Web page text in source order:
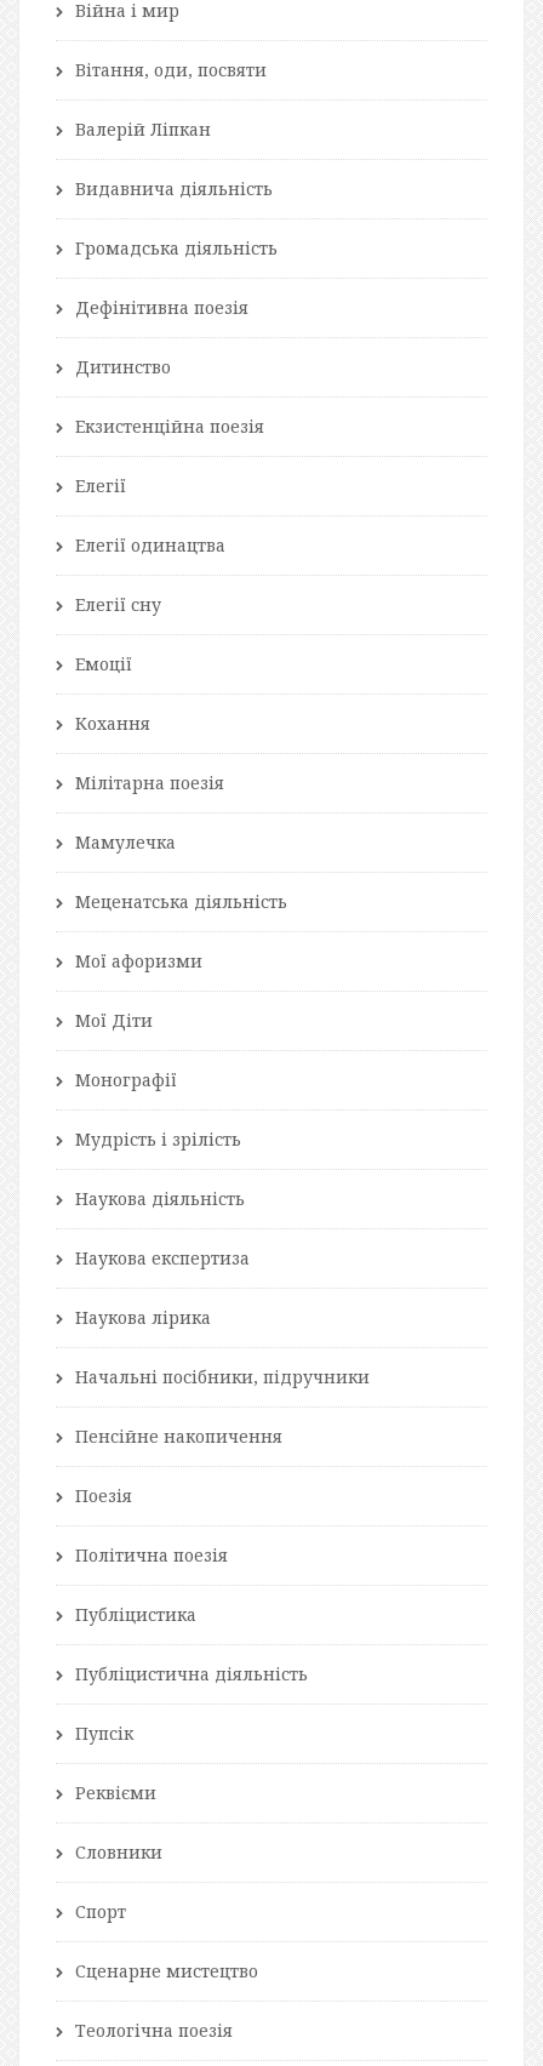
Війна і мир
Вітання, оди, посвяти
Валерій Ліпкан
Видавнича діяльність
Громадська діяльність
Дефінітивна поезія
Дитинство
Екзистенційна поезія
Елегії
Елегії одинацтва
Елегії сну
Емоції
Кохання
Мілітарна поезія
Мамулечка
Меценатська діяльність
Мої афоризми
Мої Діти
Монографії
Мудрість і зрілість
Наукова діяльність
Наукова експертиза
Наукова лірика
Начальні посібники, підручники
Пенсійне накопичення
Поезія
Політична поезія
Публіцистика
Публіцистична діяльність
Пупсік
Реквієми
Словники
Спорт
Сценарне мистецтво
Теологічна поезія